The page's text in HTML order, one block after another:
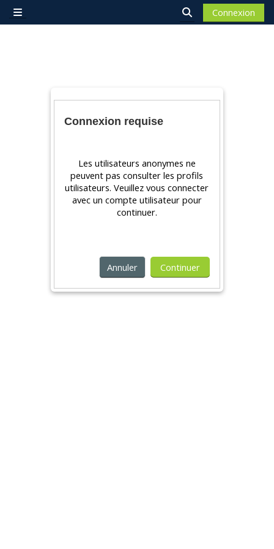
Passer au contenu principal
Panneau latéral
Activer/désactiver
Connexion
Connexion requise
Les utilisateurs anonymes ne
peuvent pas consulter les profils
utilisateurs. Veuillez vous connecter
avec un compte utilisateur pour
continuer.
Annuler Continuer